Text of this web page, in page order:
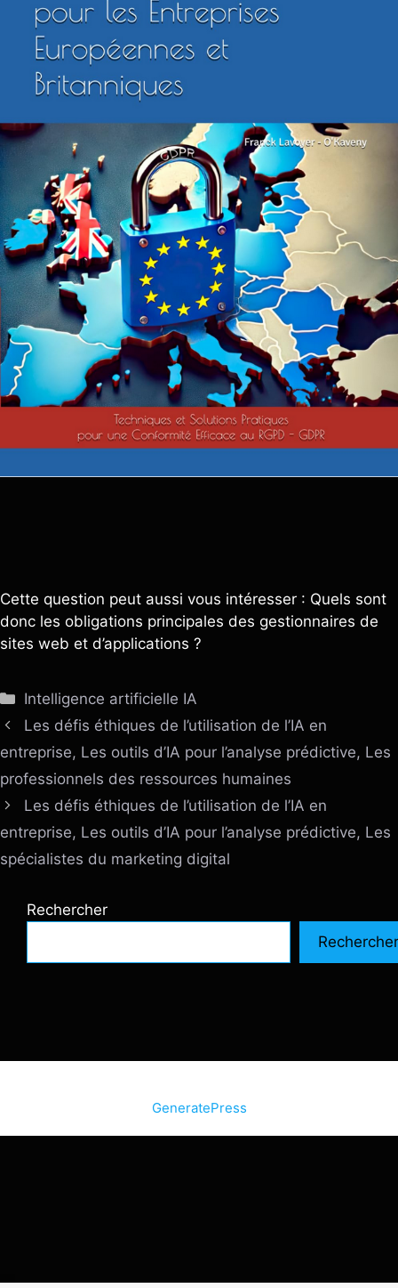
Cette question peut aussi vous intéresser : Quels sont
donc les obligations principales des gestionnaires de
sites web et d’applications ?
Catégories
Intelligence artificielle IA
Les défis éthiques de l’utilisation de l’IA en
entreprise, Les outils d’IA pour l’analyse prédictive, Les
professionnels des ressources humaines
Les défis éthiques de l’utilisation de l’IA en
entreprise, Les outils d’IA pour l’analyse prédictive, Les
spécialistes du marketing digital
Rechercher
Rechercher
GeneratePress